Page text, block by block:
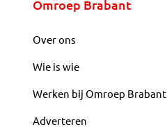
Omroep Brabant
Over ons
Wie is wie
Werken bij Omroep Brabant
Adverteren